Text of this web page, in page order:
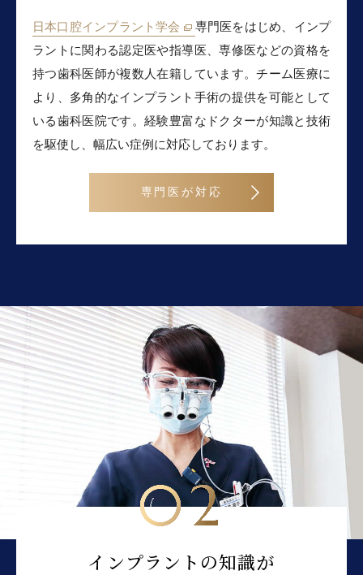
日本口腔インプラント学会
専門医をはじめ、インプ
ラントに関わる認定医や指導医、専修医などの資格を
持つ歯科医師が複数人在籍しています。チーム医療に
より、多角的なインプラント手術の提供を可能として
いる歯科医院です。経験豊富なドクターが知識と技術
を駆使し、幅広い症例に対応しております。
専門医が対応
02
インプラントの知識が